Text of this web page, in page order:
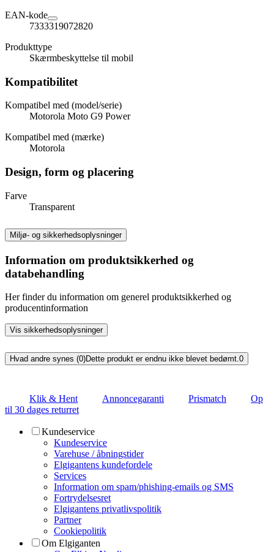
EAN-kode
7333319072820
Produkttype
Skærmbeskyttelse til mobil
Kompatibilitet
Kompatibel med (model/serie)
Motorola Moto G9 Power
Kompatibel med (mærke)
Motorola
Design, form og placering
Farve
Transparent
Miljø- og sikkerhedsoplysninger
Information om produktsikkerhed og
databehandling
Her finder du information om generel produktsikkerhed og
producentinformation
Vis sikkerhedsoplysninger
Hvad andre synes (0)Dette produkt er endnu ikke blevet bedømt.0
Klik & Hent Annoncegaranti Prismatch
Op
til 30 dages returret
Kundeservice
Kundeservice
Varehuse / åbningstider
Elgigantens kundefordele
Services
Information om spam/phishing-emails og SMS
Fortrydelsesret
Elgigantens privatlivspolitik
Partner
Cookiepolitik
Om Elgiganten